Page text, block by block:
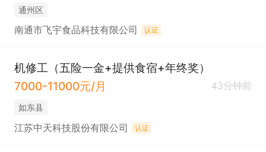
通州区
南通市飞宇食品科技有限公司 认证
机修工（五险一金+提供食宿+年终奖）
7000-11000元/月
43分钟前
如东县
江苏中天科技股份有限公司 认证